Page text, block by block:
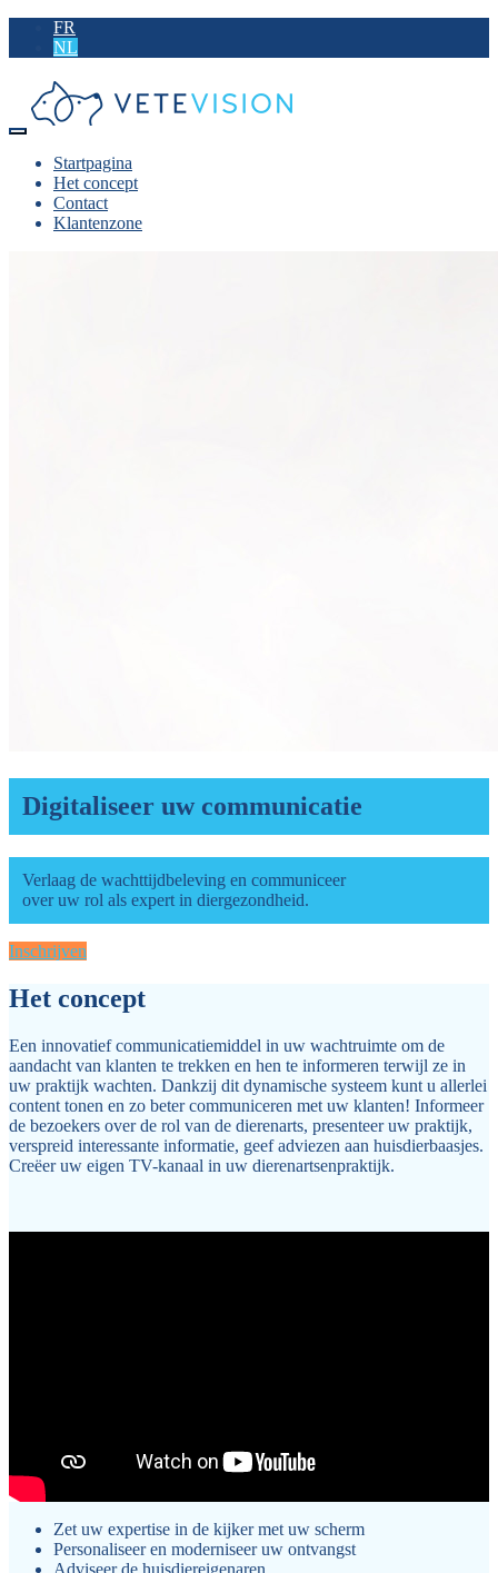
FR
NL
Startpagina
Het concept
Contact
Klantenzone
Digitaliseer uw communicatie
Verlaag de wachttijdbeleving en communiceer
over uw rol als expert in diergezondheid.
Inschrijven
Het concept
Een innovatief communicatiemiddel in uw wachtruimte om de
aandacht van klanten te trekken en hen te informeren terwijl ze in
uw praktijk wachten. Dankzij dit dynamische systeem kunt u allerlei
content tonen en zo beter communiceren met uw klanten! Informeer
de bezoekers over de rol van de dierenarts, presenteer uw praktijk,
verspreid interessante informatie, geef adviezen aan huisdierbaasjes.
Creëer uw eigen TV-kanaal in uw dierenartsenpraktijk.
Zet uw expertise in de kijker met uw scherm
Personaliseer en moderniseer uw ontvangst
Adviseer de huisdiereigenaren